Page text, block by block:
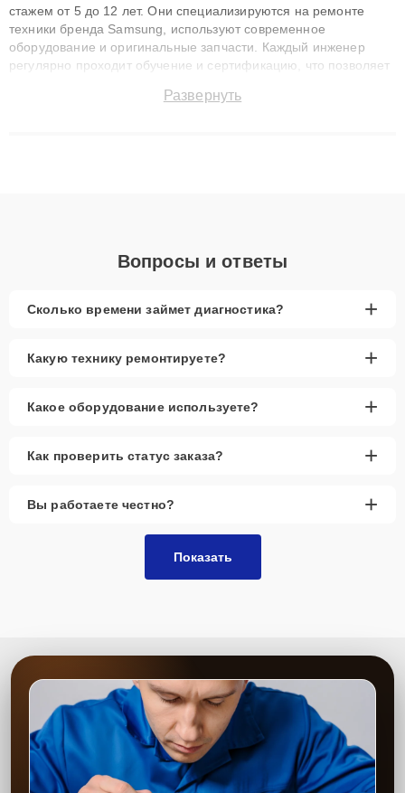
стажем от 5 до 12 лет. Они специализируются на ремонте
техники бренда Samsung, используют современное
оборудование и оригинальные запчасти. Каждый инженер
регулярно проходит обучение и сертификацию, что позволяет
технику с сохранением гарантии до 3 лет. Наши мастера
Развернуть
Вопросы и ответы
Сколько времени займет диагностика? +
Какую технику ремонтируете? +
Какое оборудование используете? +
Как проверить статус заказа? +
Вы работаете честно? +
Показать